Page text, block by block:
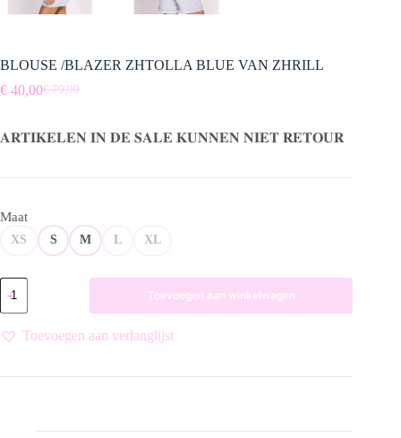
BLOUSE /BLAZER ZHTOLLA BLUE VAN ZHRILL
€79,99
Oorspronkelijke
€ 79,99.
€ 40,00Huidige
€ 40,00.
𝐀𝐑𝐓𝐈𝐊𝐄𝐋𝐄𝐍 𝐈𝐍 𝐃𝐄 𝐒𝐀𝐋𝐄 𝐊𝐔𝐍𝐍𝐄𝐍 𝐍𝐈𝐄𝐓 𝐑𝐄𝐓𝐎𝐔𝐑
Maat
XS S M L XL
BLOUSE
/BLAZER
ZHTOLLA
BLUE
VAN
aantal
Toevoegen aan winkelwagen
Toevoegen aan verlanglijst